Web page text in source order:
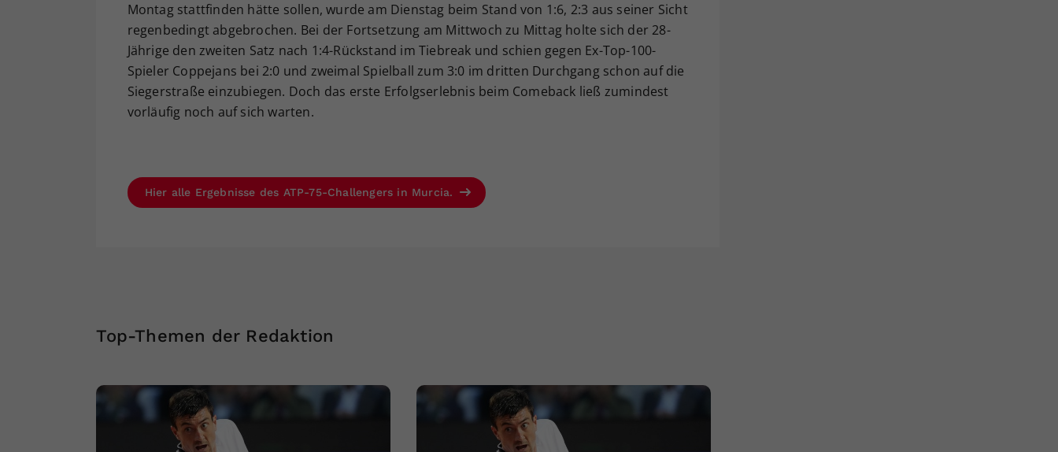
Montag stattfinden hätte sollen, wurde am Dienstag beim Stand von 1:6, 2:3 aus seiner Sicht
regenbedingt abgebrochen. Bei der Fortsetzung am Mittwoch zu Mittag holte sich der 28-
Jährige den zweiten Satz nach 1:4-Rückstand im Tiebreak und schien gegen Ex-Top-100-
Spieler Coppejans bei 2:0 und zweimal Spielball zum 3:0 im dritten Durchgang schon auf die
Siegerstraße einzubiegen. Doch das erste Erfolgserlebnis beim Comeback ließ zumindest
vorläufig noch auf sich warten.
Hier alle Ergebnisse des ATP-75-Challengers in Murcia.
Top-Themen der Redaktion